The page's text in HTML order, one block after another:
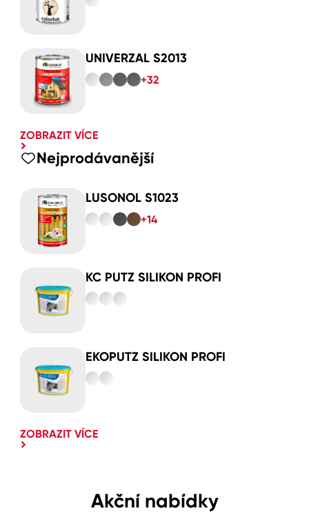
UNIVERZAL S2013
+32
ZOBRAZIT VÍCE
Nejprodávanější
LUSONOL S1023
+14
KC PUTZ SILIKON PROFI
EKOPUTZ SILIKON PROFI
ZOBRAZIT VÍCE
Akční nabídky